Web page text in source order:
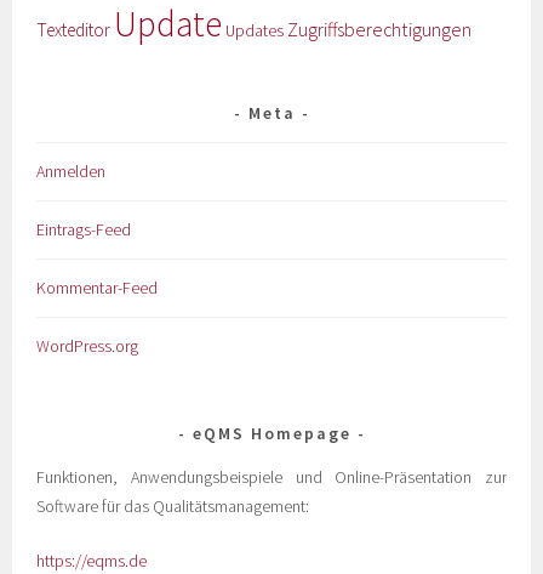
Texteditor Update Updates Zugriffsberechtigungen
Meta
Anmelden
Eintrags-Feed
Kommentar-Feed
WordPress.org
eQMS Homepage
Funktionen, Anwendungsbeispiele und Online-Präsentation zur
Software für das Qualitätsmanagement:
https://eqms.de